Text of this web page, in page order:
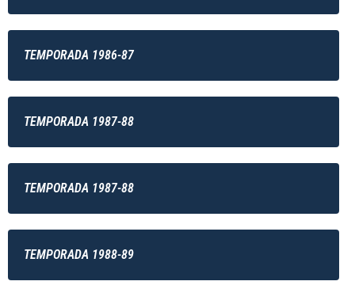
TEMPORADA 1986-87
TEMPORADA 1987-88
TEMPORADA 1987-88
TEMPORADA 1988-89